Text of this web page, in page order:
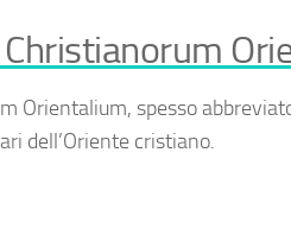
Orientalium, spesso
dell’Oriente cristiano.